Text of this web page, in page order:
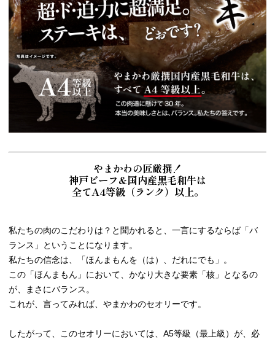
やまかわの匠厳撰！
神戸ビーフ＆国内産黒毛和牛は
全てA4等級（ランク）以上。
私たちの肉のこだわりは？と聞かれると、一言にするならば「バ
ランス」ということになります。
私たちの信念は、「ほんまもんを（は）、だれにでも」。
この「ほんまもん」において、かなり大きな要素「核」となるの
が、まさにバランス。
これが、言ってみれば、やまかわのセオリーです。
したがって、このセオリーにおいては、A5等級（最上級）が、必